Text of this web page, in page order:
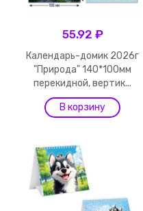
55.92 ₽
Календарь-домик 2026г
"Природа" 140*100мм
перекидной, вертик...